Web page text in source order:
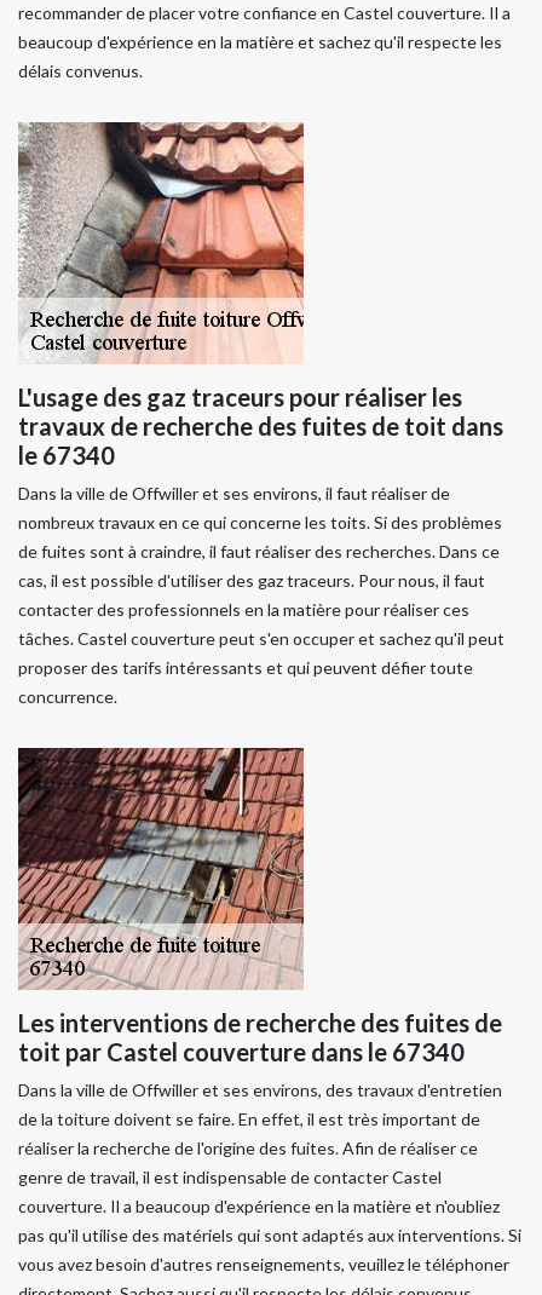
recommander de placer votre confiance en Castel couverture. Il a
beaucoup d'expérience en la matière et sachez qu'il respecte les
délais convenus.
L'usage des gaz traceurs pour réaliser les
travaux de recherche des fuites de toit dans
le 67340
Dans la ville de Offwiller et ses environs, il faut réaliser de
nombreux travaux en ce qui concerne les toits. Si des problèmes
de fuites sont à craindre, il faut réaliser des recherches. Dans ce
cas, il est possible d'utiliser des gaz traceurs. Pour nous, il faut
contacter des professionnels en la matière pour réaliser ces
tâches. Castel couverture peut s'en occuper et sachez qu'il peut
proposer des tarifs intéressants et qui peuvent défier toute
concurrence.
Les interventions de recherche des fuites de
toit par Castel couverture dans le 67340
Dans la ville de Offwiller et ses environs, des travaux d'entretien
de la toiture doivent se faire. En effet, il est très important de
réaliser la recherche de l'origine des fuites. Afin de réaliser ce
genre de travail, il est indispensable de contacter Castel
couverture. Il a beaucoup d'expérience en la matière et n'oubliez
pas qu'il utilise des matériels qui sont adaptés aux interventions. Si
vous avez besoin d'autres renseignements, veuillez le téléphoner